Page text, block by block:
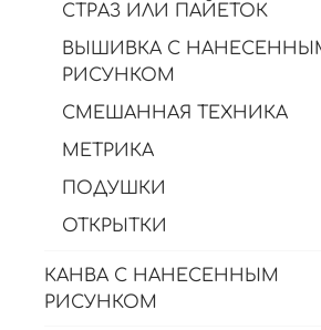
СТРАЗ ИЛИ ПАЙЕТОК
ВЫШИВКА С
РИСУНКОМ
СМЕШАННАЯ ТЕХНИКА
МЕТРИКА
ПОДУШКИ
ОТКРЫТКИ
КАНВА С НАНЕСЕННЫМ
РИСУНКОМ